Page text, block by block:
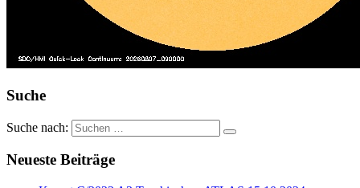
Suche
Suche nach:
Neueste Beiträge